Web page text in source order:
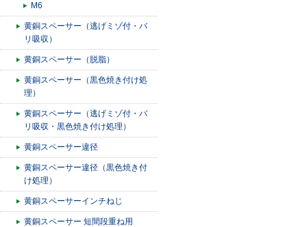
M6
黄銅スペーサー（逃げミゾ付・バ
リ吸収）
黄銅スペーサー（脱脂）
黄銅スペーサー（黒色焼き付け処
理）
黄銅スペーサー（逃げミゾ付・バ
リ吸収・黒色焼き付け処理）
黄銅スペーサー違径
黄銅スペーサー違径（黒色焼き付
け処理）
黄銅スペーサーインチねじ
黄銅スペーサー 短間段重ね用